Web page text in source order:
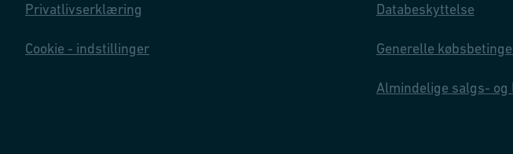
Privatlivserklæring
Cookie - indstillinger
Databeskyttelse
Generelle
Almindelige salgs-